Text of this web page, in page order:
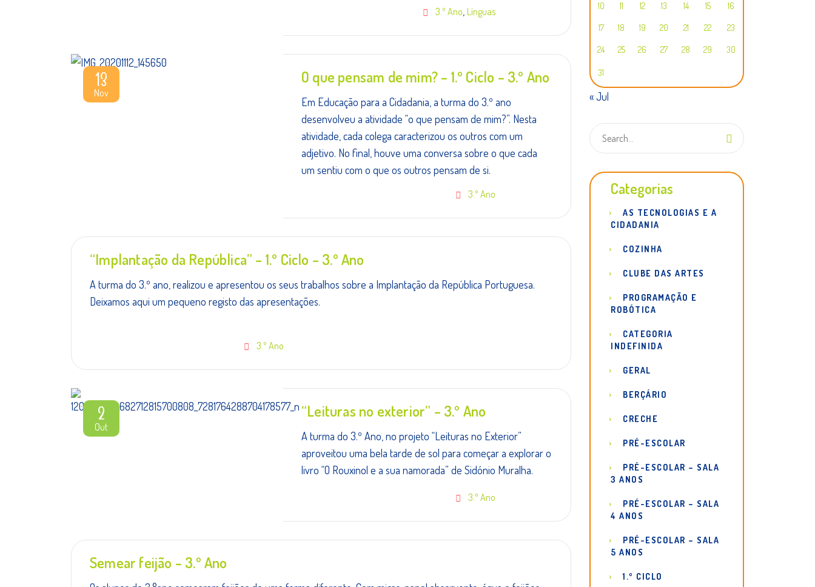
3.º Ano Línguas
13
Nov
O que pensam de mim? – 1.º Ciclo – 3.º Ano
Em Educação para a Cidadania, a turma do 3.º ano
desenvolveu a atividade “o que pensam de mim?”. Nesta
atividade, cada colega caracterizou os outros com um
adjetivo. No final, houve uma conversa sobre o que cada
um sentiu com o que os outros pensam de si.
3.º Ano
“Implantação da República” – 1.º Ciclo – 3.º Ano
A turma do 3.º ano, realizou e apresentou os seus trabalhos sobre a Implantação da República Portuguesa.
Deixamos aqui um pequeno registo das apresentações.
3.º Ano
2
Out
“Leituras no exterior” – 3.º Ano
A turma do 3.º Ano, no projeto “Leituras no Exterior”
aproveitou uma bela tarde de sol para começar a explorar o
livro “O Rouxinol e a sua namorada” de Sidónio Muralha.
3.º Ano
Semear feijão – 3.º Ano
10 11 12 13 14 15 16
17 18 19 20 21 22 23
24 25 26 27 28 29 30
31
« Jul
Categorias
AS TECNOLOGIAS E A
CIDADANIA
COZINHA
CLUBE DAS ARTES
PROGRAMAÇÃO E
ROBÓTICA
CATEGORIA
INDEFINIDA
GERAL
BERÇÁRIO
CRECHE
PRÉ-ESCOLAR
PRÉ-ESCOLAR – SALA
3 ANOS
PRÉ-ESCOLAR – SALA
4 ANOS
PRÉ-ESCOLAR – SALA
5 ANOS
1.º CICLO